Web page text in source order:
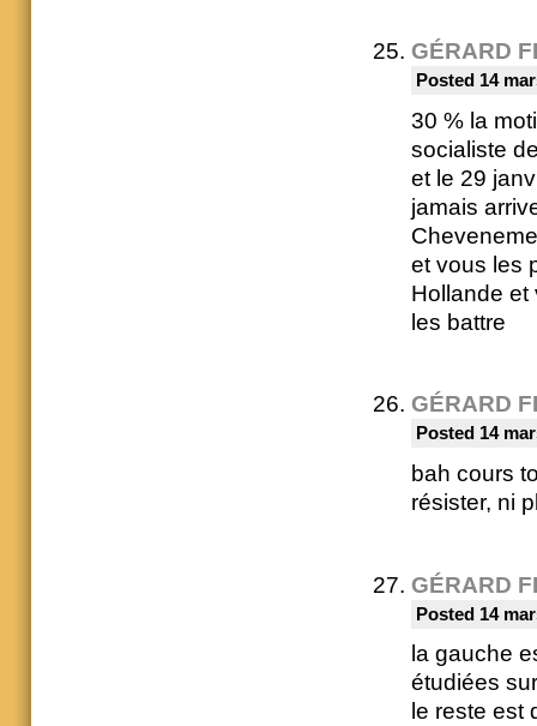
GÉRARD
Posted 14
30 % la
socialiste
et le 29
jamais
et vous les
Hollande et
les battre
GÉRARD
Posted 14
bah cours
résister, ni
GÉRARD
Posted 14
la gauche
étudiées
le reste est